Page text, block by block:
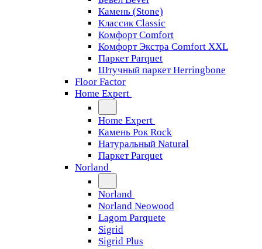
Камень (Stone)
Классик Classic
Комфорт Comfort
Комфорт Экстра Comfort XXL
Паркет Parquet
Штучный паркет Herringbone
Floor Factor
Home Expert
Home Expert
Камень Рок Rock
Натуральный Natural
Паркет Parquet
Norland
Norland
Norland Neowood
Lagom Parquete
Sigrid
Sigrid Plus